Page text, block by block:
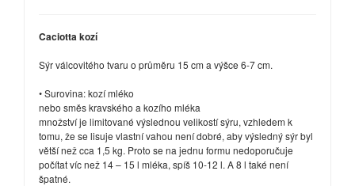
Caciotta kozí
Sýr válcovitého tvaru o průměru 15 cm a výšce 6-7 cm.
• Surovina: kozí mléko
nebo směs kravského a kozího mléka
množství je limitované výslednou velikostí sýru, vzhledem k
tomu, že se lisuje vlastní vahou není dobré, aby výsledný sýr byl
větší než cca 1,5 kg. Proto se na jednu formu nedoporučuje
počítat víc než 14 – 15 l mléka, spíš 10-12 l. A 8 l také není
špatné.